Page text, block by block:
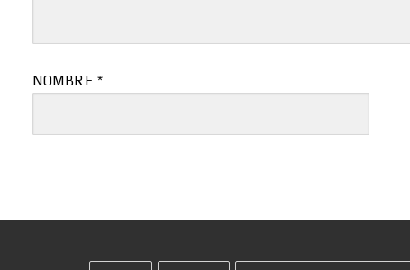
NOMBRE *